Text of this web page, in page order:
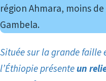
région Ahmara, moins de
Gambela.
Située sur la grande faille
l’Éthiopie présenteun